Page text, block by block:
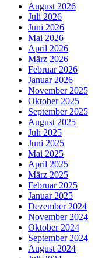
August 2026
Juli 2026
Juni 2026
Mai 2026
April 2026
März 2026
Februar 2026
Januar 2026
November 2025
Oktober 2025
September 2025
August 2025
Juli 2025
Juni 2025
Mai 2025
April 2025
März 2025
Februar 2025
Januar 2025
Dezember 2024
November 2024
Oktober 2024
September 2024
August 2024